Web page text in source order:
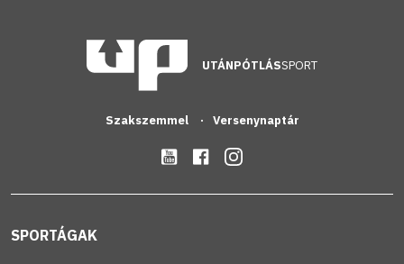
UTÁNPÓTLÁSSPORT
Szakszemmel Versenynaptár
SPORTÁGAK